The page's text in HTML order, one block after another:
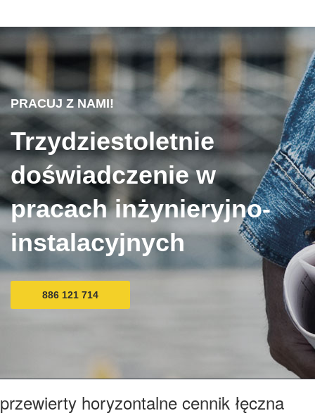
PRACUJ Z NAMI!
Trzydziestoletnie
doświadczenie w
pracach inżynieryjno-
instalacyjnych
886 121 714
przewierty horyzontalne cennik łęczna